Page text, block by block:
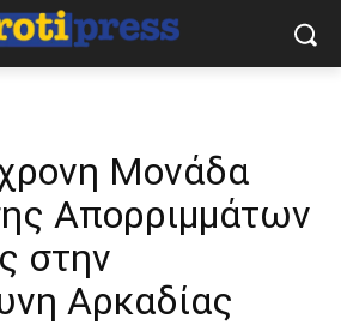
Μονάδα
Απορριμμάτων
στην
Αρκαδίας